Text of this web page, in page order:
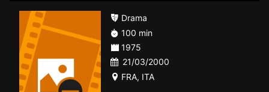
Drama
100 min
1975
21/03/2000
FRA, ITA